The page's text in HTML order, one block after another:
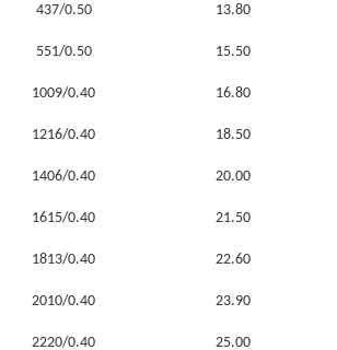
437/0.50 13.80
551/0.50 15.50
1009/0.40 16.80
1216/0.40 18.50
1406/0.40 20.00
1615/0.40 21.50
1813/0.40 22.60
2010/0.40 23.90
2220/0.40 25.00